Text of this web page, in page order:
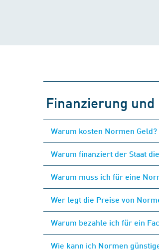
Finanzierung
Warum kosten Normen Geld?
Warum finanziert der Staat
Warum muss ich für eine
Wer legt die Preise von
Warum bezahle ich für ein
Wie kann ich Normen